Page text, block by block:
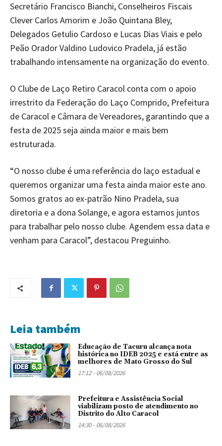
Secretário Francisco Bianchi, Conselheiros Fiscais
Clever Carlos Amorim e João Quintana Bley,
Delegados Getulio Cardoso e Lucas Dias Viais e pelo
Peão Orador Valdino Ludovico Pradela, já estão
trabalhando intensamente na organização do evento.
O Clube de Laço Retiro Caracol conta com o apoio
irrestrito da Federação do Laço Comprido, Prefeitura
de Caracol e Câmara de Vereadores, garantindo que a
festa de 2025 seja ainda maior e mais bem
estruturada.
“O nosso clube é uma referência do laço estadual e
queremos organizar uma festa ainda maior este ano.
Somos gratos ao ex-patrão Nino Pradela, sua
diretoria e a dona Solange, e agora estamos juntos
para trabalhar pelo nosso clube. Agendem essa data e
venham para Caracol”, destacou Preguinho.
Leia também
Educação de Tacuru alcança nota
histórica no IDEB 2025 e está entre as
melhores de Mato Grosso do Sul
17:12 - 06/08/2026
Prefeitura e Assistência Social
viabilizam posto de atendimento no
Distrito do Alto Caracol
14:30 - 06/08/2026